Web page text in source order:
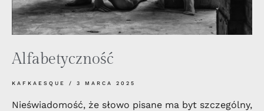
Alfabetyczność
KAFKAESQUE 3 MARCA 2025
Nieświadomość, że słowo pisane ma byt szczególny,